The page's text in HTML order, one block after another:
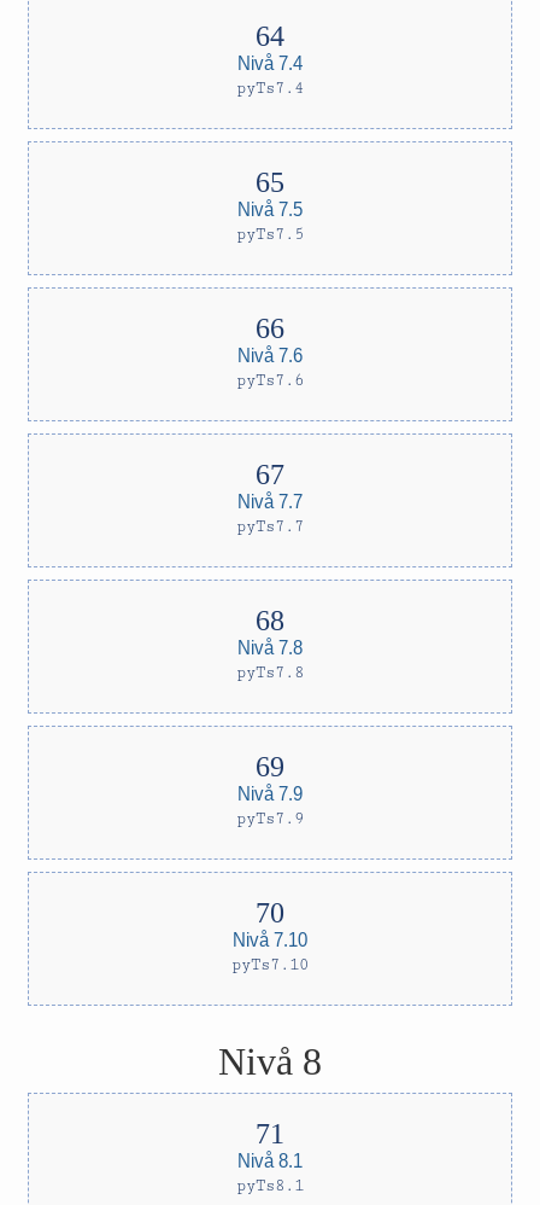
Nivå 7.4
pyTs7.4
Nivå 7.5
pyTs7.5
Nivå 7.6
pyTs7.6
Nivå 7.7
pyTs7.7
Nivå 7.8
pyTs7.8
Nivå 7.9
pyTs7.9
Nivå 7.10
pyTs7.10
Nivå 8
Nivå 8.1
pyTs8.1